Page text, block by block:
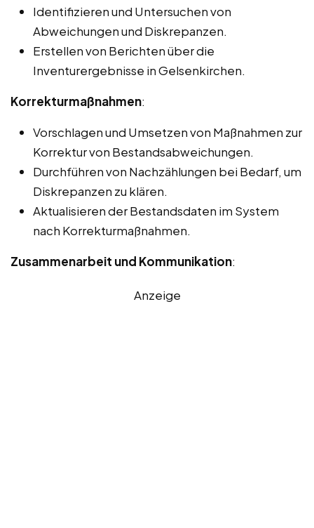
Identifizieren und Untersuchen von
Abweichungen und Diskrepanzen.
Erstellen von Berichten über die
Inventurergebnisse in Gelsenkirchen.
Korrekturmaßnahmen:
Vorschlagen und Umsetzen von Maßnahmen zur
Korrektur von Bestandsabweichungen.
Durchführen von Nachzählungen bei Bedarf, um
Diskrepanzen zu klären.
Aktualisieren der Bestandsdaten im System
nach Korrekturmaßnahmen.
Zusammenarbeit und Kommunikation:
Anzeige